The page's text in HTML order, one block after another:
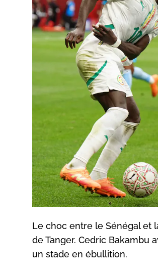
Le choc entre le Sénégal et
de Tanger. Cedric Bakambu
un stade en ébullition.